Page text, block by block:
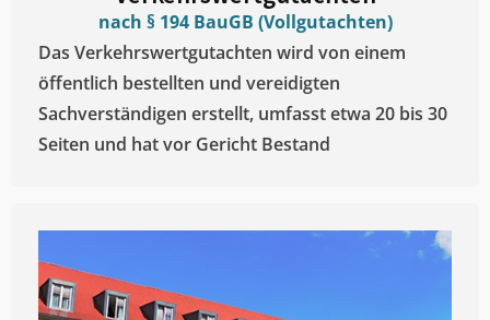
nach § 194 BauGB (Vollgutachten)
Das Verkehrswertgutachten wird von einem
öffentlich bestellten und vereidigten
Sachverständigen erstellt, umfasst etwa 20 bis 30
Seiten und hat vor Gericht Bestand